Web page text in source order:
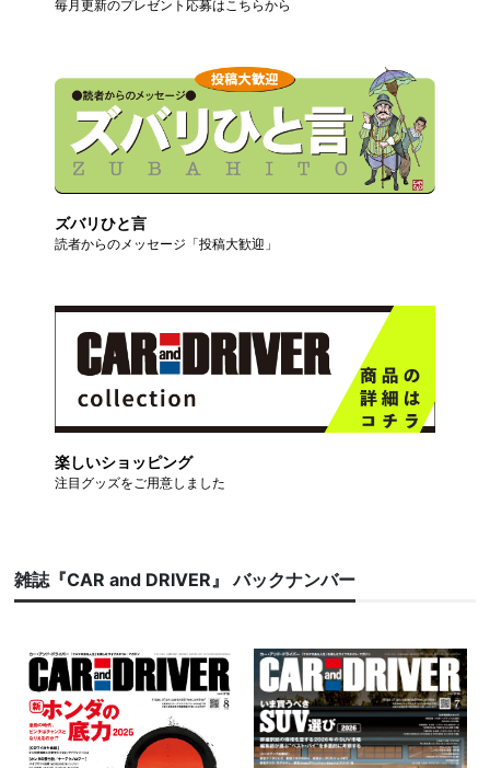
毎月更新のプレゼント応募はこちらから
ズバリひと言
読者からのメッセージ「投稿大歓迎」
楽しいショッピング
注目グッズをご用意しました
雑誌『CAR and DRIVER』 バックナンバー